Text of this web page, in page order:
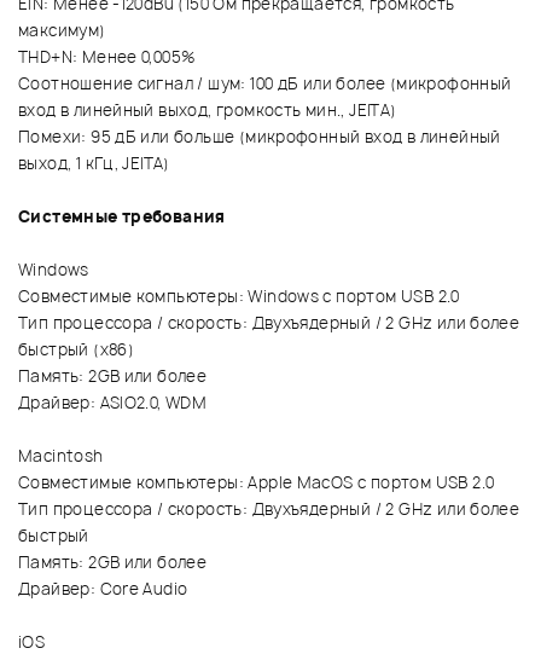
максимум)
THD+N: Менее 0,005%
Соотношение сигнал / шум: 100 дБ или более (микрофонный
вход в линейный выход, громкость мин., JEITA)
Помехи: 95 дБ или больше (микрофонный вход в линейный
выход, 1 кГц, JEITA)
Системные требования
Windows
Совместимые компьютеры: Windows с портом USB 2.0
Тип процессора / скорость: Двухъядерный / 2 GHz или более
быстрый (x86)
Память: 2GB или более
Драйвер: ASIO2.0, WDM
Macintosh
Совместимые компьютеры: Apple MacOS с портом USB 2.0
Тип процессора / скорость: Двухъядерный / 2 GHz или более
быстрый
Память: 2GB или более
Драйвер: Core Audio
iOS